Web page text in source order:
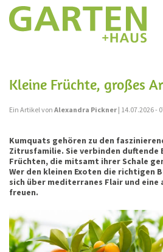
Kleine Früchte, großes
Ein Artikel von Alexandra Pickner | 14.07.2026 -
Kumquats gehören zu den
Zitrusfamilie. Sie verbinden
Früchten, die mitsamt ihrer Schale
Wer den kleinen Exoten die richtigen
sich über mediterranes Flair und eine
freuen.